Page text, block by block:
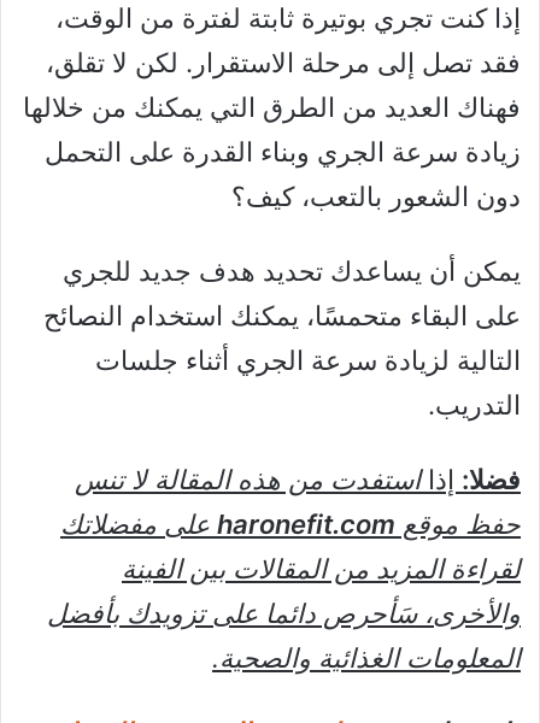
إذا كنت تجري بوتيرة ثابتة لفترة من الوقت،
فقد تصل إلى مرحلة الاستقرار. لكن لا تقلق،
فهناك العديد من الطرق التي يمكنك من خلالها
زيادة سرعة الجري وبناء القدرة على التحمل
دون الشعور بالتعب، كيف؟
يمكن أن يساعدك تحديد هدف جديد للجري
على البقاء متحمسًا، يمكنك استخدام النصائح
التالية لزيادة سرعة الجري أثناء جلسات
التدريب.
فضلا: إذااستفدت من هذه المقالة لا تنس
حفظ موقع haronefit.com على مفضلاتك
لقراءة المزيد من المقالات بين الفينة
والأخرى، سَأحرص دائما على تزويدك بأفضل
المعلومات الغذائية والصحية.